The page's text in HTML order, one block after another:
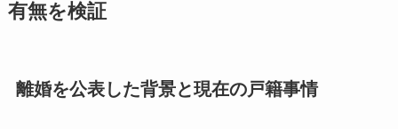
有無を検証
離婚を公表した背景と現在の戸籍事情